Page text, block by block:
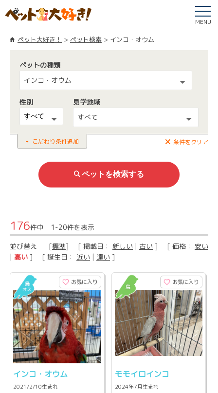
MENU
ペット大好き！ ペット検索 インコ・オウム
ペットの種類
インコ・オウム
性別
見学地域
すべて
こだわり条件追加 条件をクリア
176件中 1-20件を表示
並び替え [標準] [ 掲載日： 新しい | 古い ] [ 価格： 安い
| 高い ] [ 誕生日： 近い | 遠い ]
お気に入り
インコ・オウム
2021/2/10生まれ
お気に入り
モモイロインコ
2024年7月生まれ